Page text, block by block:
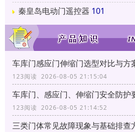
秦皇岛电动门遥控器 101
车库门感应门伸缩门选型对比与方
123阅读 2026-08-05 21:15:04
车库门、感应门、伸缩门安全防护
123阅读 2026-08-05 21:14:52
三类门体常见故障现象与基础排查